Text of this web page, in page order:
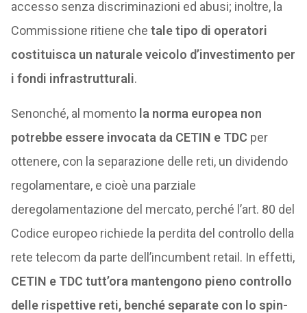
accesso senza discriminazioni ed abusi; inoltre, la
Commissione ritiene che tale tipo di operatori
costituisca un naturale veicolo d’investimento per
i fondi infrastrutturali.
Senonché, al momentola norma europea non
potrebbe essere invocata da CETIN e TDC per
ottenere, con la separazione delle reti, un dividendo
regolamentare, e cioè una parziale
deregolamentazione del mercato, perché l’art. 80 del
Codice europeo richiede la perdita del controllo della
rete telecom da parte dell’incumbent retail. In effetti,
CETIN e TDC tutt’ora mantengono pieno controllo
delle rispettive reti, benché separate con lo spin-